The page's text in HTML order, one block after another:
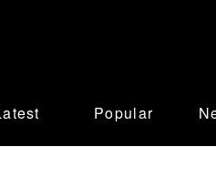
Popular